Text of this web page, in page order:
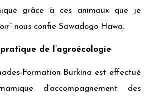
grâce à ces animaux que je
nous confie Sawadogo Hawa.
de l’agroécologie
Formation Burkina est effectué
d’accompagnement des